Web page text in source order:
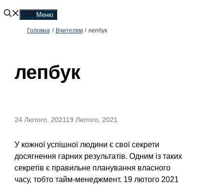
Меню
Головна / Вчителям / лепбук
лепбук
24 Лютого, 202119 Лютого, 2021
У кожної успішної людини є свої секрети
досягнення гарних результатів. Одним із таких
секретів є правильне планування власного
часу, тобто тайм-менеджмент. 19 лютого 2021